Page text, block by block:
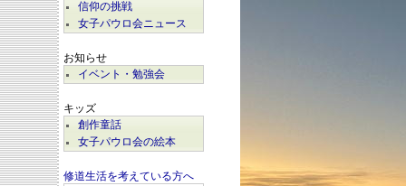
信仰の挑戦
女子パウロ会ニュース
お知らせ
イベント・勉強会
キッズ
創作童話
女子パウロ会の絵本
修道生活を考えている方へ